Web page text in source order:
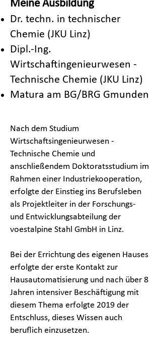
Meine Ausbildung
Dr. techn. in technischer
Chemie (JKU Linz)
Dipl.-Ing.
Wirtschaftingenieurwesen -
Technische Chemie (JKU Linz)
Matura am BG/BRG Gmunden
Nach dem Studium
Wirtschaftsingenieurwesen -
Technische Chemie und
anschließendem Doktoratsstudium im
Rahmen einer Industriekooperation,
erfolgte der Einstieg ins Berufsleben
als Projektleiter in der Forschungs-
und Entwicklungsabteilung der
voestalpine Stahl GmbH in Linz.
Bei der Errichtung des eigenen Hauses
erfolgte der erste Kontakt zur
Hausautomatisierung und nach über 8
Jahren intensiver Beschäftigung mit
diesem Thema erfolgte 2019 der
Entschluss, dieses Wissen auch
beruflich einzusetzen.